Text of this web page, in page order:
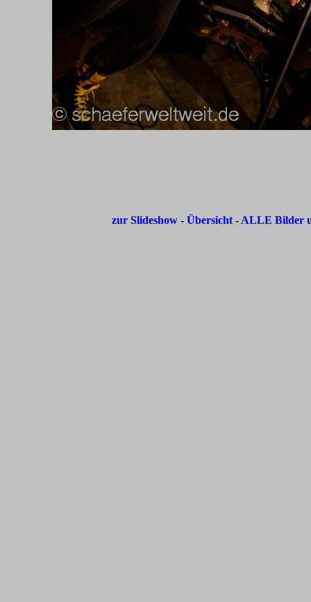
zur Slideshow -Übersicht- ALLE Bilder